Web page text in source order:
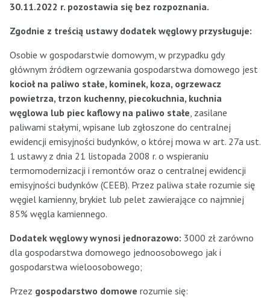
30.11.2022 r. pozostawia się bez rozpoznania.
Zgodnie z treścią ustawy dodatek węglowy przysługuje:
Osobie w gospodarstwie domowym, w przypadku gdy
głównym źródłem ogrzewania gospodarstwa domowego jest
kocioł na paliwo stałe, kominek, koza, ogrzewacz
powietrza, trzon kuchenny, piecokuchnia, kuchnia
węglowa lub piec kaflowy na paliwo stałe, zasilane
paliwami stałymi, wpisane lub zgłoszone do centralnej
ewidencji emisyjności budynków, o której mowa w art. 27a ust.
1 ustawy z dnia 21 listopada 2008 r. o wspieraniu
termomodernizacji i remontów oraz o centralnej ewidencji
emisyjności budynków (CEEB). Przez paliwa stałe rozumie się
węgiel kamienny, brykiet lub pelet zawierające co najmniej
85% węgla kamiennego.
Dodatek węglowy wynosi jednorazowo: 3000 zł zarówno
dla gospodarstwa domowego jednoosobowego jak i
gospodarstwa wieloosobowego;
Przez gospodarstwo domowe rozumie się: